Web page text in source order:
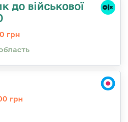
до військової
грн
грн